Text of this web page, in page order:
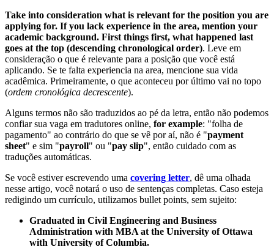
Take into consideration what is relevant for the position you are
applying for. If you lack experience in the area, mention your
academic background. First things first, what happened last
goes at the top (descending chronological order). Leve em
consideração o que é relevante para a posição que você está
aplicando. Se te falta experiencia na area, mencione sua vida
acadêmica. Primeiramente, o que aconteceu por último vai no topo
(ordem cronológica decrescente).
Alguns termos não são traduzidos ao pé da letra, então não podemos
confiar sua vaga em tradutores online, for example: "folha de
pagamento" ao contrário do que se vê por aí, não é "payment
sheet" e sim "payroll" ou "pay slip", então cuidado com as
traduções automáticas.
Se você estiver escrevendo uma covering letter, dê uma olhada
nesse artigo, você notará o uso de sentenças completas. Caso esteja
redigindo um currículo, utilizamos bullet points, sem sujeito:
Graduated in Civil Engineering and Business
Administration with MBA at the University of Ottawa
with University of Columbia.